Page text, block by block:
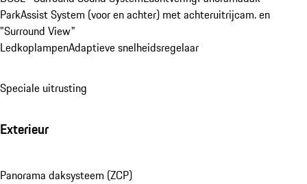
ParkAssist System (voor en achter) met achteruitrijcam. en
"Surround View"
LedkoplampenAdaptieve snelheidsregelaar
Speciale uitrusting
Exterieur
Panorama daksysteem (ZCP)